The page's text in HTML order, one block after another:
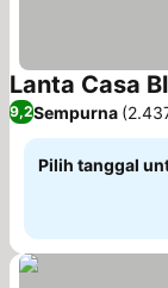
Lanta Casa
9,2Sempurna
Pilih tanggal